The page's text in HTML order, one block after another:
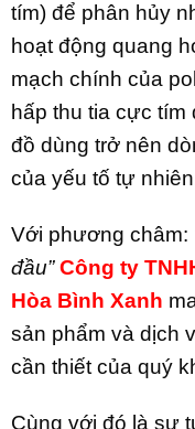
tím) để phân hủy
hoạt động quang
mạch chính của
hấp thu tia cực tím
đồ dùng trở nên
của yếu tố tự
Với phương châm:
đầu” Công ty
Hòa Bình Xanh
sản phẩm và dịch
cần thiết của quý
Cùng với đó là sự